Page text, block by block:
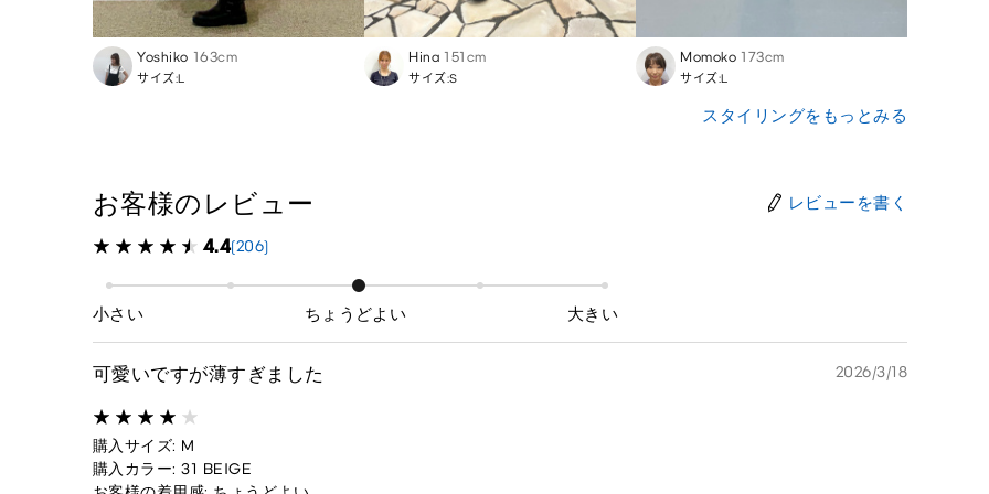
Yoshiko 163cm
サイズ:L
Hina 151cm
サイズ:S
Momoko 173cm
サイズ:L
スタイリングをもっとみる
お客様のレビュー レビューを書く
4.4(206)
小さい ちょうどよい 大きい
可愛いですが薄すぎました 2026/3/18
購入サイズ: M
購入カラー: 31 BEIGE